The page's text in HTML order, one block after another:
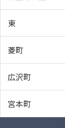
東
菱町
広沢町
宮本町